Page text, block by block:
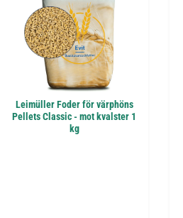
Leimüller Foder för värphöns
Pellets Classic - mot kvalster 1
kg